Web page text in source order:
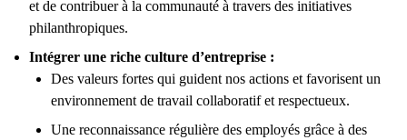
et de contribuer à la communauté à travers des initiatives
philanthropiques.
Intégrer une riche culture d’entreprise :
Des valeurs fortes qui guident nos actions et favorisent un
environnement de travail collaboratif et respectueux.
Une reconnaissance régulière des employés grâce à des